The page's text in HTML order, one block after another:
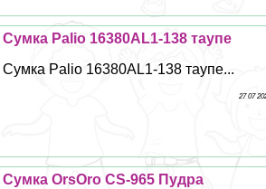
Сумка Palio 16380AL1-138 таупе
Сумка Palio 16380AL1-138 таупе...
27 07
Сумка OrsOro CS-965 Пудра